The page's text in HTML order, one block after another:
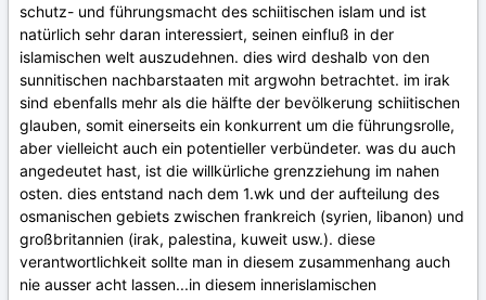
schutz- und führungsmacht des schiitischen islam und ist
natürlich sehr daran interessiert, seinen einfluß in der
islamischen welt auszudehnen. dies wird deshalb von den
sunnitischen nachbarstaaten mit argwohn betrachtet. im irak
sind ebenfalls mehr als die hälfte der bevölkerung schiitischen
glauben, somit einerseits ein konkurrent um die führungsrolle,
aber vielleicht auch ein potentieller verbündeter. was du auch
angedeutet hast, ist die willkürliche grenzziehung im nahen
osten. dies entstand nach dem 1.wk und der aufteilung des
osmanischen gebiets zwischen frankreich (syrien, libanon) und
großbritannien (irak, palestina, kuweit usw.). diese
verantwortlichkeit sollte man in diesem zusammenhang auch
nie ausser acht lassen...in diesem innerislamischen